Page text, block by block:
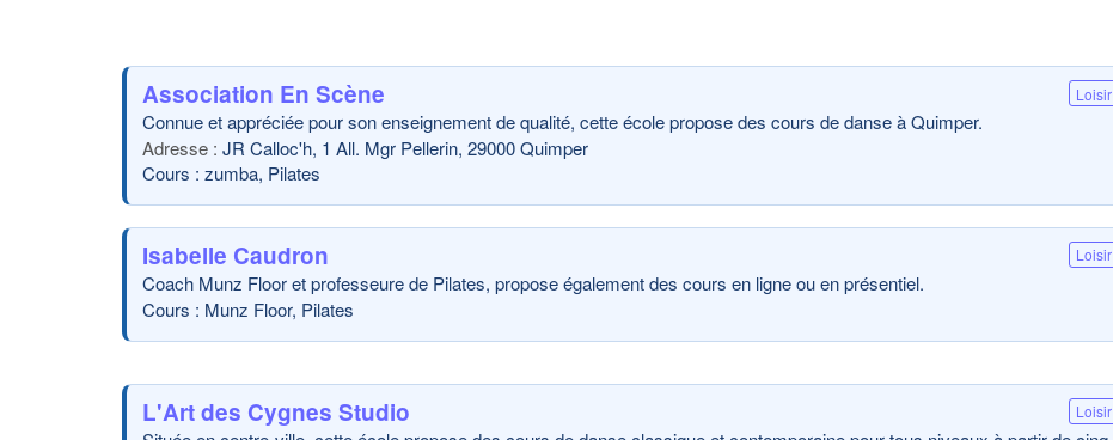
Association En Scène Loisir
Connue et appréciée pour son enseignement de qualité, cette école propose des cours de danse à Quimper.
JR Calloc'h, 1 All. Mgr Pellerin, 29000 Quimper
Cours : zumba, Pilates
Isabelle Caudron Loisir
Coach Munz Floor et professeure de Pilates, propose également des cours en ligne ou en présentiel.
Cours : Munz Floor, Pilates
L'Art des Cygnes Studio Loisir